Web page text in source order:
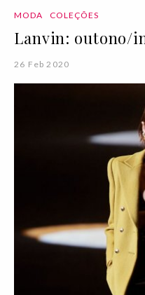
MODA COLEÇÕES
Lanvin: outono/
26 Feb 2020